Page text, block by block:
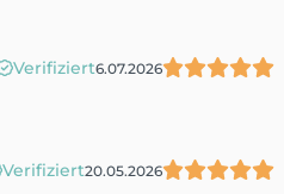
Verifiziert6.07.2026
Verifiziert20.05.2026